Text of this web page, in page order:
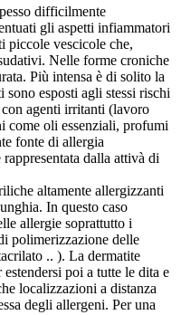
difficilmente
gli aspetti infiammatori
piccole vescicole che,
Nelle forme croniche
Più intensa è di solito la
esposti agli stessi rischi
agenti irritanti (lavoro
come oli essenziali, profumi
fonte di allergia
dalla attivà di
altamente allergizzanti
In questo caso
allergie soprattutto i
polimerizzazione delle
.. ). La dermatite
poi a tutte le dita e
localizzazioni a distanza
degli allergeni. Per una